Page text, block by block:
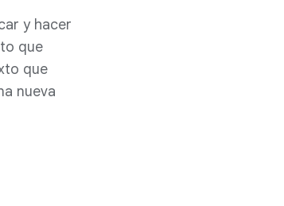
y hacer
que
que
nueva